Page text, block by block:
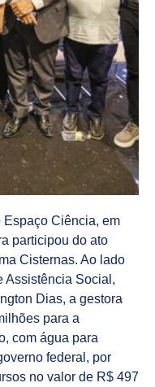
Espaço Ciência, em
participou do ato
Cisternas. Ao lado
Assistência Social,
Dias, a gestora
para a
com água para
federal, por
no valor de R$ 497